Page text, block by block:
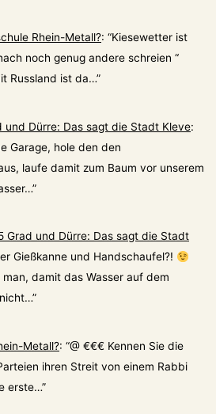
Rhein-Metall?: “Kiesewetter ist
noch genug andere schreien “
Russland ist da…”
und Dürre: Das sagt die Stadt Kleve:
Garage, hole den den
laufe damit zum Baum vor unserem
”
Grad und Dürre: Das sagt die Stadt
Gießkanne und Handschaufel?!
damit das Wasser auf dem
”
Metall?: “@ €€€ Kennen Sie die
ihren Streit von einem Rabbi
erste…”